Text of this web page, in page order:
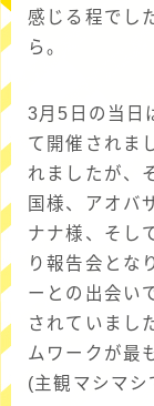
感じる程でし
ら。
3月5日の当日
て開催されま
れましたが、
国様、アオバ
ナナ様、そし
り報告会とな
ーとの出会い
されていまし
ムワークが最
(主観マシマシ